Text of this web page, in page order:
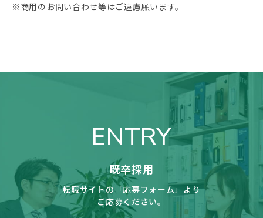
※商用のお問い合わせ等はご遠慮願います。
ENTRY
既卒採用
転職サイトの「応募フォーム」より
ご応募ください。